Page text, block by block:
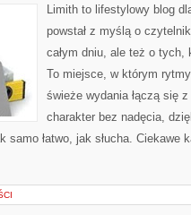
Limith to lifestylowy blog
powstał z myślą o
całym dniu, ale też o
To miejsce, w którym
świeże wydania łączą się
charakter bez nadęcia,
łatwo, jak słucha. Ciekawe